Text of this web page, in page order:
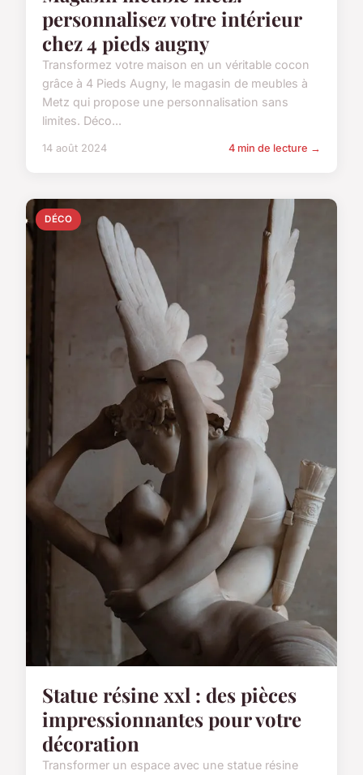
personnalisez votre intérieur
chez 4 pieds augny
Transformez votre maison en un véritable cocon
grâce à 4 Pieds Augny, le magasin de meubles à
Metz qui propose une personnalisation sans
limites. Déco...
14 août 2024 4 min de lecture →
DÉCO
Statue résine xxl : des pièces
impressionnantes pour votre
décoration
Transformer un espace avec une statue résine